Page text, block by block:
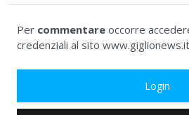
Per commentare occorre
credenziali al sito www.giglionews.it
Login